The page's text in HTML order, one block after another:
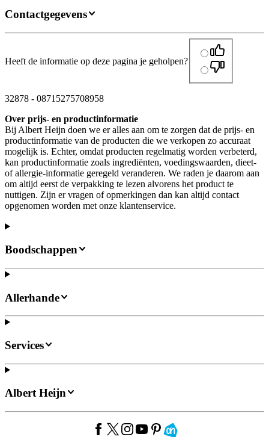
Contactgegevens
Heeft de informatie op deze pagina je geholpen?
32878 - 08715275708958
Over prijs- en productinformatie
Bij Albert Heijn doen we er alles aan om te zorgen dat de prijs- en
productinformatie van de producten die we verkopen zo accuraat
mogelijk is. Echter, omdat producten regelmatig worden verbeterd,
kan productinformatie zoals ingrediënten, voedingswaarden, dieet-
of allergie-informatie geregeld veranderen. We raden je daarom aan
om altijd eerst de verpakking te lezen alvorens het product te
nuttigen. Zijn er vragen of opmerkingen dan kan altijd contact
opgenomen worden met onze klantenservice.
Boodschappen
Allerhande
Services
Albert Heijn